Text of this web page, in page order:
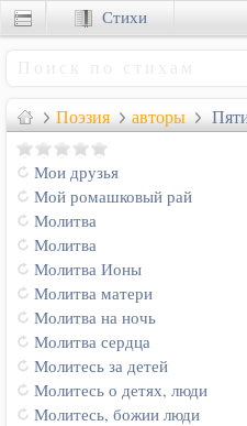
Поэзия авторы
Мои друзья
Мой ромашковый рай
Молитва
Молитва
Молитва Ионы
Молитва матери
Молитва на ночь
Молитва сердца
Молитесь за детей
Молитесь о детях, люди
Молитесь, божии люди
Стихи